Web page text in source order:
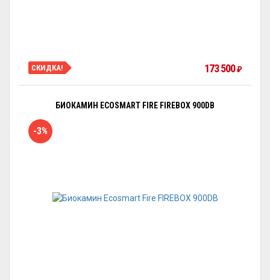
СКИДКА! 173 500₽
БИОКАМИН ECOSMART FIRE FIREBOX 900DB
-3%